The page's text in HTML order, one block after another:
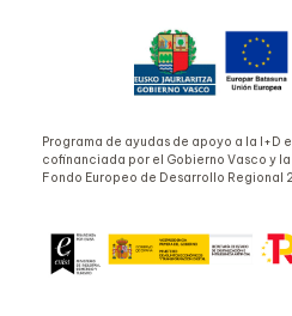
Programa de ayudas de apoyo a la
cofinanciada por el Gobierno Vasco y la
Fondo Europeo de Desarrollo Regional